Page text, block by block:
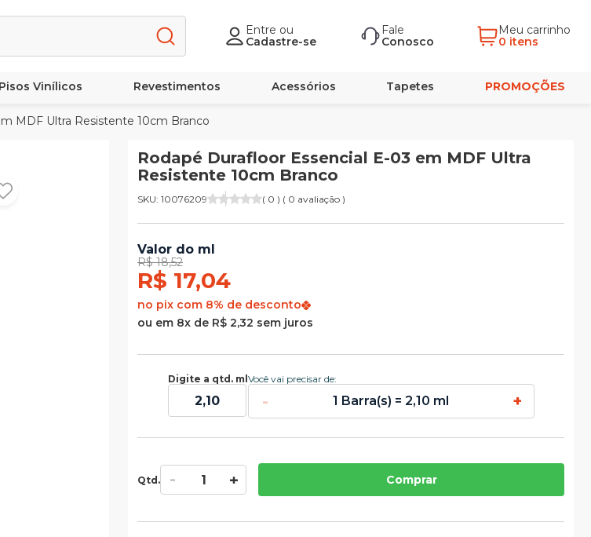
Entre ou
Cadastre-se
Fale
Conosco
Meu carrinho
0 itens
Pisos Vinílicos Revestimentos Acessórios Tapetes PROMOÇÕES
MDF Ultra Resistente 10cm Branco
Rodapé Durafloor Essencial E-03 em MDF Ultra
Resistente 10cm Branco
SKU: 10076209 ( 0 ) ( 0 avaliação )
Valor do ml
R$ 18,52
R$ 17,04
no pix com 8% de desconto
ou em 8x de R$ 2,32 sem juros
Digite a qtd. ml Você vai precisar de:
- 1 Barra(s) = 2,10 ml +
Qtd. Comprar